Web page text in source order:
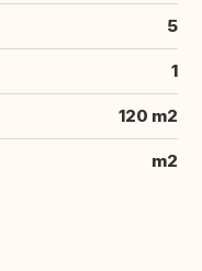
5
1
120 m2
m2